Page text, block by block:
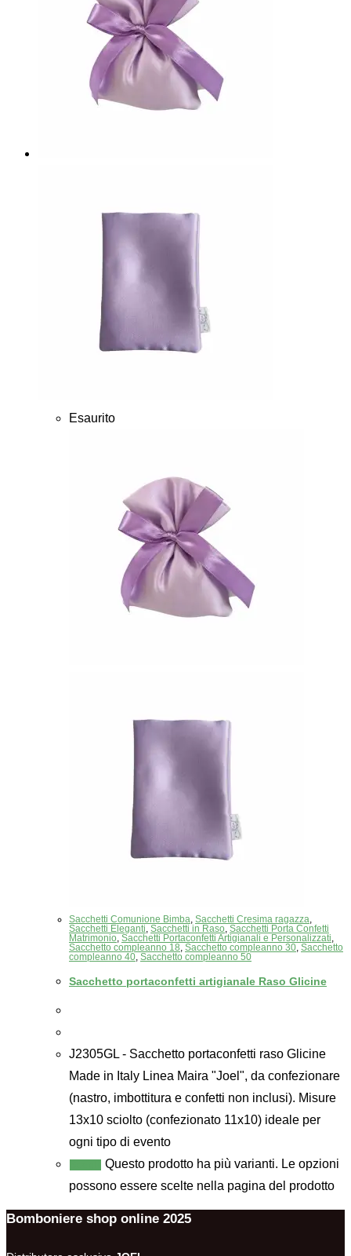
Esaurito
Sacchetti Comunione Bimba, Sacchetti Cresima ragazza,
Sacchetti Eleganti, Sacchetti in Raso, Sacchetti Porta Confetti
Matrimonio, Sacchetti Portaconfetti Artigianali e Personalizzati,
Sacchetto compleanno 18, Sacchetto compleanno 30, Sacchetto
compleanno 40, Sacchetto compleanno 50
Sacchetto portaconfetti artigianale Raso Glicine
J2305GL - Sacchetto portaconfetti raso Glicine
Made in Italy Linea Maira "Joel", da confezionare
(nastro, imbottitura e confetti non inclusi). Misure
13x10 sciolto (confezionato 11x10) ideale per
ogni tipo di evento
Questo prodotto ha più varianti. Le opzioni
possono essere scelte nella pagina del prodotto
Bomboniere shop online 2025